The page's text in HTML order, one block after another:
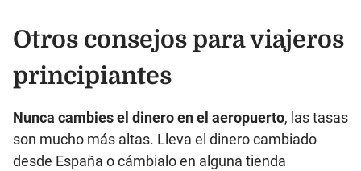
Otros consejos para viajeros
principiantes
Nunca cambies el dinero en el aeropuerto, las tasas
son mucho más altas. Lleva el dinero cambiado
desde España o cámbialo en alguna tienda